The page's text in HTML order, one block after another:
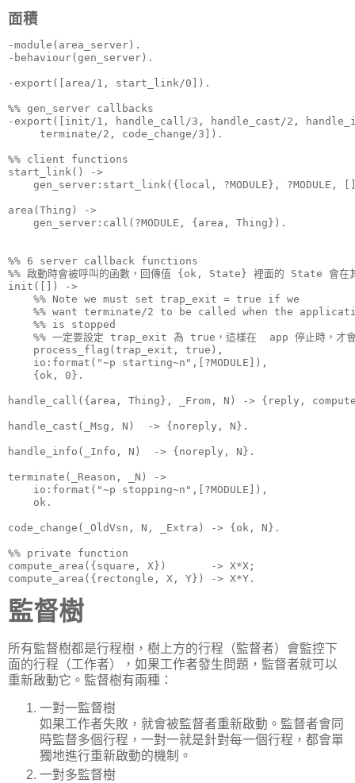
面積
-module(area_server).
-behaviour(gen_server).
-export([area/1, start_link/0]).
%% gen_server callbacks
-export([init/1, handle_call/3, handle_cast/2,
     terminate/2, code_change/3]).
%% client functions
start_link() ->
gen_server:start_link({local, ?MODULE}, ?MODULE,
area(Thing) ->
    gen_server:call(?MODULE, {area, Thing}).
%% 6 server callback functions
%% 啟動時會被呼叫的函數，回傳值 {ok, State} 裡面的 State 會在
init([]) ->
    %% Note we must set trap_exit = true if we
%% want terminate/2 to be called when the
    %% is stopped
%% 一定要設定 trap_exit 為 true，這樣在  app 停止時，才
    process_flag(trap_exit, true),
    io:format("~p starting~n",[?MODULE]),
    {ok, 0}.
handle_call({area, Thing}, _From, N) -> {reply,
handle_cast(_Msg, N)  -> {noreply, N}.
handle_info(_Info, N)  -> {noreply, N}.
terminate(_Reason, _N) ->
    io:format("~p stopping~n",[?MODULE]),
    ok.
code_change(_OldVsn, N, _Extra) -> {ok, N}.
%% private function
compute_area({square, X})       -> X*X;
compute_area({rectongle, X, Y}) -> X*Y.
監督樹
所有監督樹都是行程樹，樹上方的行程（監督者）會監控下
面的行程（工作者），如果工作者發生問題，監督者就可以
重新啟動它。監督樹有兩種：
一對一監督樹
如果工作者失敗，就會被監督者重新啟動。監督者會同
時監督多個行程，一對一就是針對每一個行程，都會單
獨地進行重新啟動的機制。
一對多監督樹